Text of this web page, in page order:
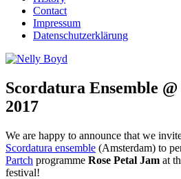
Contact
Impressum
Datenschutzerklärung
Scordatura Ensemble
2017
We are happy to announce that we
Scordatura ensemble (Amsterdam) to
Partch programme Rose Petal Jam at
festival!